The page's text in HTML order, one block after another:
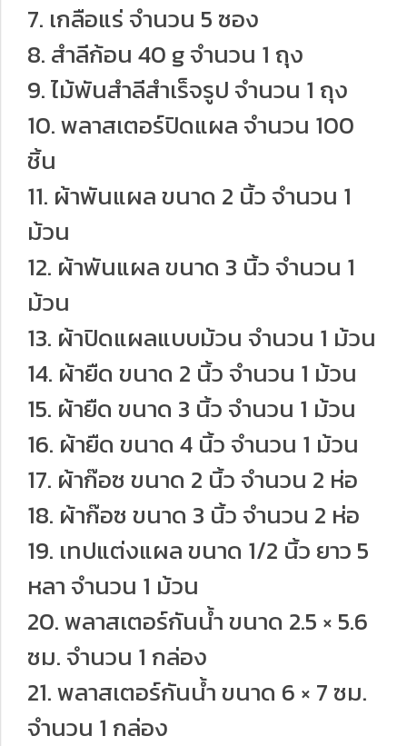
7. เกลือแร่ จำนวน 5 ซอง
8. สำลีก้อน 40 g จำนวน 1 ถุง
9. ไม้พันสำลีสำเร็จรูป จำนวน 1 ถุง
10. พลาสเตอร์ปิดแผล จำนวน 100
ชิ้น
11. ผ้าพันแผล ขนาด 2 นิ้ว จำนวน 1
ม้วน
12. ผ้าพันแผล ขนาด 3 นิ้ว จำนวน 1
ม้วน
13. ผ้าปิดแผลแบบม้วน จำนวน 1 ม้วน
14. ผ้ายืด ขนาด 2 นิ้ว จำนวน 1 ม้วน
15. ผ้ายืด ขนาด 3 นิ้ว จำนวน 1 ม้วน
16. ผ้ายืด ขนาด 4 นิ้ว จำนวน 1 ม้วน
17. ผ้าก๊อซ ขนาด 2 นิ้ว จำนวน 2 ห่อ
18. ผ้าก๊อซ ขนาด 3 นิ้ว จำนวน 2 ห่อ
19. เทปแต่งแผล ขนาด 1/2 นิ้ว ยาว 5
หลา จำนวน 1 ม้วน
20. พลาสเตอร์กันน้ำ ขนาด 2.5 × 5.6
ซม. จำนวน 1 กล่อง
21. พลาสเตอร์กันน้ำ ขนาด 6 × 7 ซม.
จำนวน 1 กล่อง